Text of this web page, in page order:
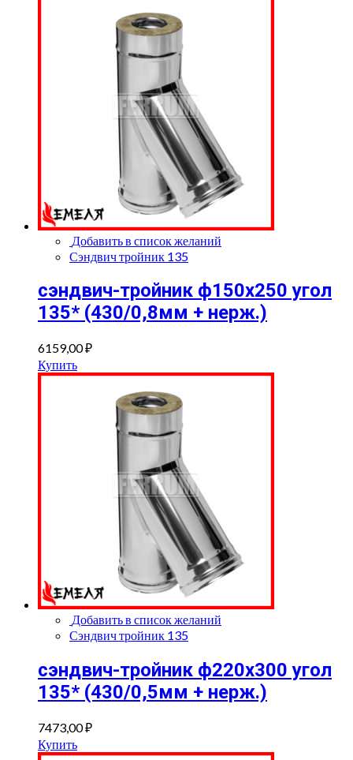
Добавить в список желаний
Сэндвич тройник 135
сэндвич-тройник ф150х250 угол
135* (430/0,8мм + нерж.)
6159,00₽
Купить
Добавить в список желаний
Сэндвич тройник 135
сэндвич-тройник ф220х300 угол
135* (430/0,5мм + нерж.)
7473,00₽
Купить